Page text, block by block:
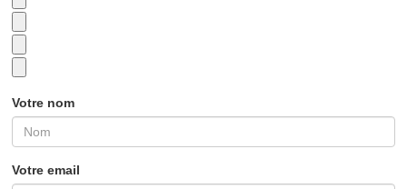
Votre nom
Votre email